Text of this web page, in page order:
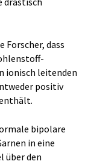
Forscher, dass
ionisch leitenden
positiv
bipolare
in eine
über den